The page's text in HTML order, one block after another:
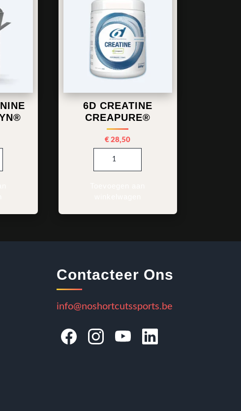
6D CREATINE
CREAPURE®
€ 28,50
Contacteer Ons
info@noshortcutssports.be